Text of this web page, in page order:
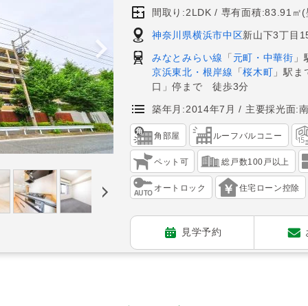
間取り:2LDK 専有面積:83.91㎡(
神奈川県横浜市中区新山下3丁目
みなとみらい線 「 元町・中華街
京浜東北・根岸線
「桜木町 」駅
口」停まで 徒歩3分
築年月:2014年7月 主要採光面:
角部屋 ルーフバルコニー
ペット可 総戸数100戸以上
オートロック 住宅ローン控除
見学予約